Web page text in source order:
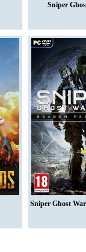
Sniper
Sniper Ghost